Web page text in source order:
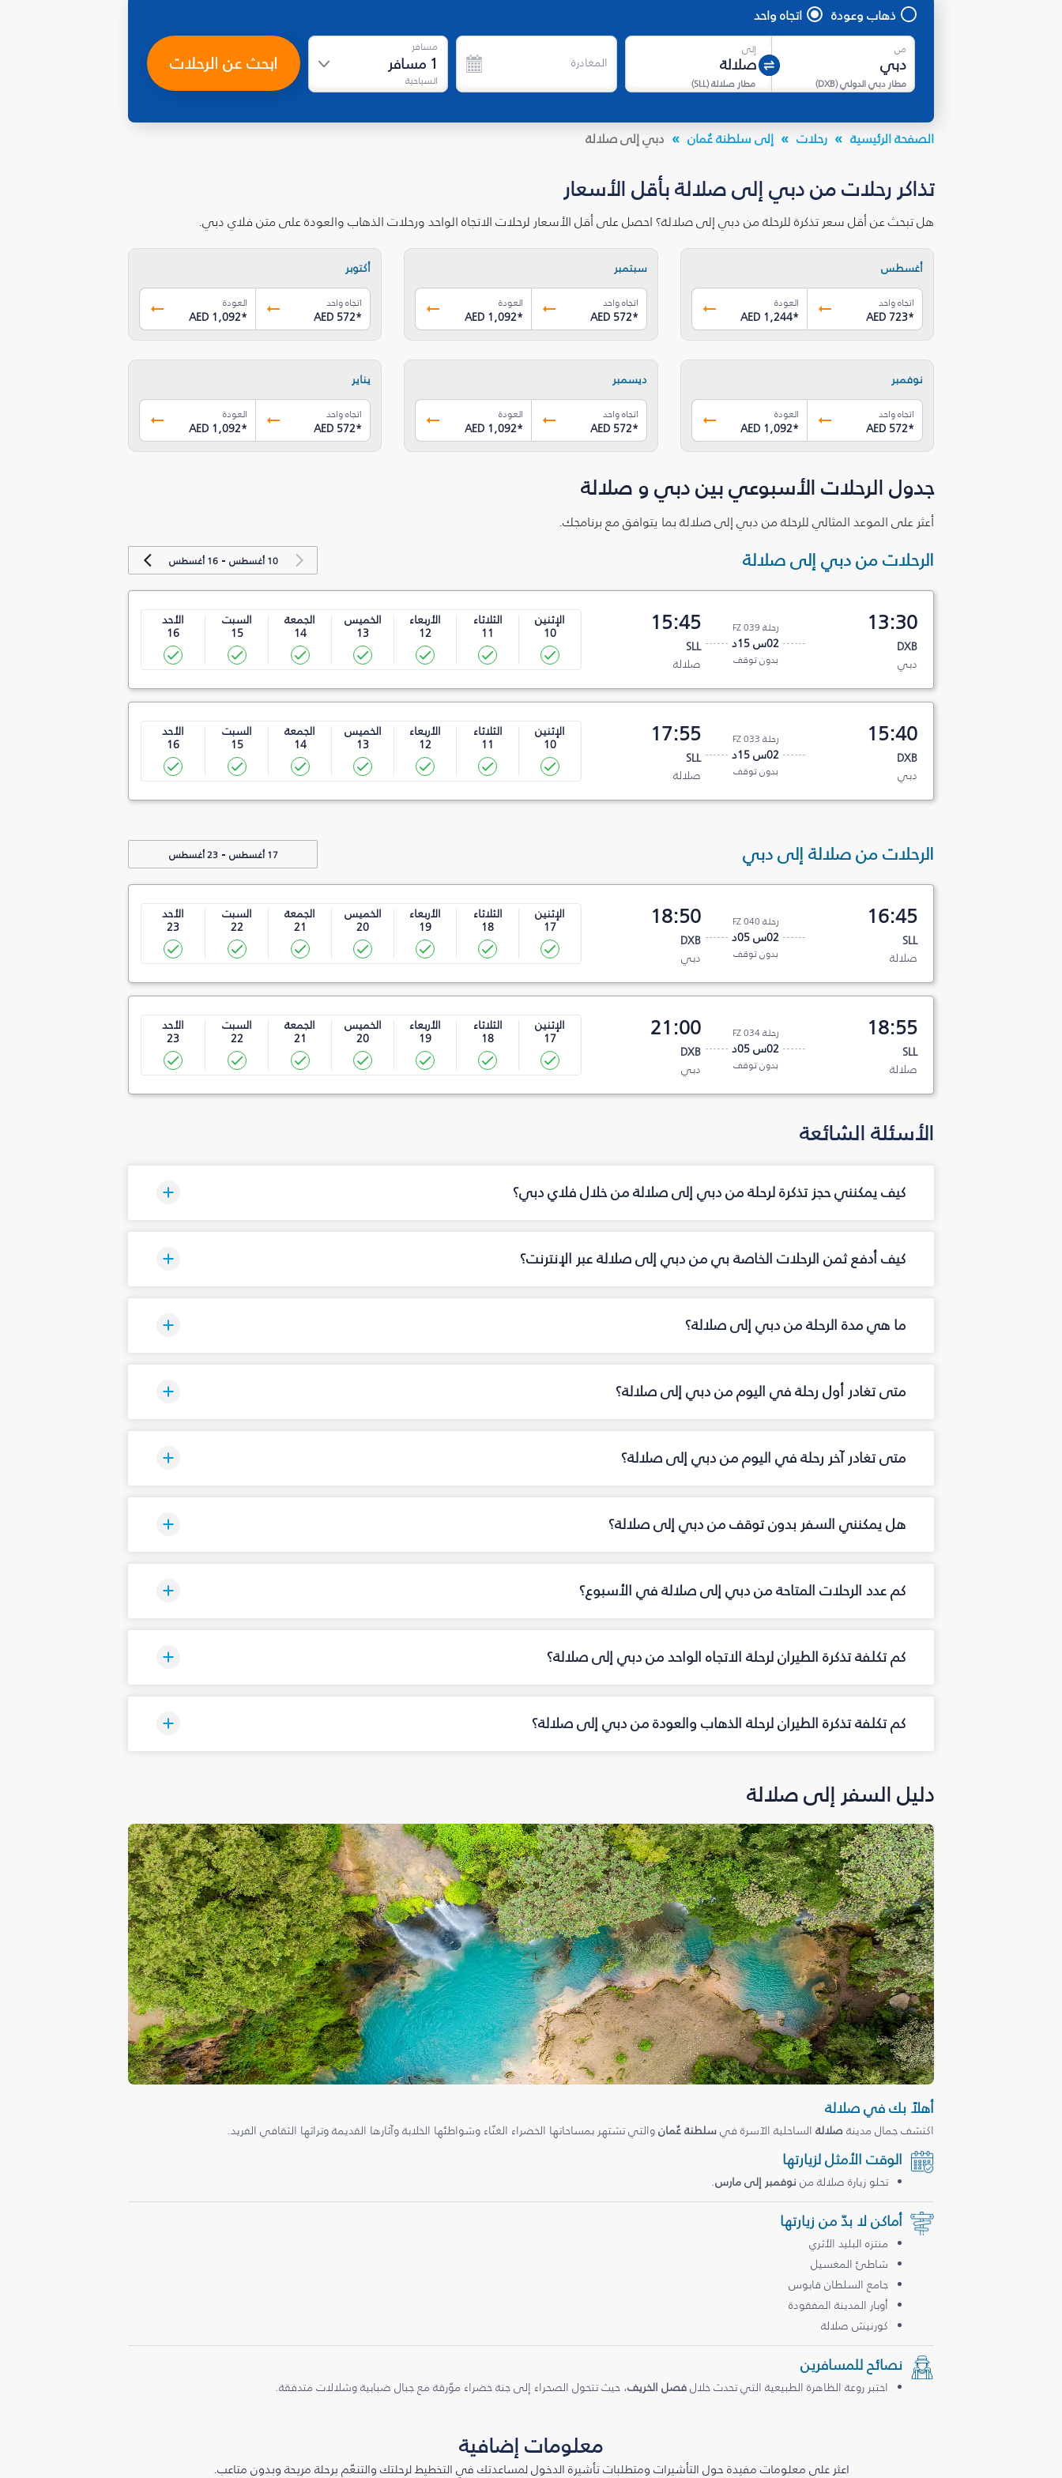
ذهاب وعودة اتجاه واحد
من
مطار دبي الدولي(
DXB
)
إلى
مطار صلالة(
SLL
)
المغادرة
مسافر
1 مسافر
السياحية
ابحث عن الرحلات
الصفحة الرئيسية رحلات إلى سلطنة عُمان دبي إلى صلالة
تذاكر رحلات من دبي إلى صلالة بأقل الأسعار
هل تبحث عن أقل سعر تذكرة للرحلة من دبي إلى صلالة؟ احصل على أقل الأسعار لرحلات الاتجاه الواحد ورحلات الذهاب والعودة على متن فلاي دبي.
أغسطس
اتجاه واحد
AED 723*
العودة
AED 1,244*
سبتمبر
اتجاه واحد
AED 572*
العودة
AED 1,092*
أكتوبر
اتجاه واحد
AED 572*
العودة
AED 1,092*
نوفمبر
اتجاه واحد
AED 572*
العودة
AED 1,092*
ديسمبر
اتجاه واحد
AED 572*
العودة
AED 1,092*
يناير
اتجاه واحد
AED 572*
العودة
AED 1,092*
جدول الرحلات الأسبوعي بين دبي و صلالة
أعثر على الموعد المثالي للرحلة من دبي إلى صلالة بما يتوافق مع برنامجك.
الرحلات من دبي إلى صلالة 10 أغسطس -16 أغسطس
13:30
DXB
دبي
رحلة FZ 039
02س 15د
بدون توقف
15:45
SLL
صلالة
الإثنين
10
الثلاثاء
11
الأربعاء
12
الخميس
13
الجمعة
14
السبت
15
الأحد
16
15:40
DXB
دبي
رحلة FZ 033
02س 15د
بدون توقف
17:55
SLL
صلالة
الإثنين
10
الثلاثاء
11
الأربعاء
12
الخميس
13
الجمعة
14
السبت
15
الأحد
16
الرحلات من صلالة إلى دبي 17 أغسطس -23 أغسطس
16:45
SLL
صلالة
رحلة FZ 040
02س 05د
بدون توقف
18:50
DXB
دبي
الإثنين
17
الثلاثاء
18
الأربعاء
19
الخميس
20
الجمعة
21
السبت
22
الأحد
23
18:55
SLL
صلالة
رحلة FZ 034
02س 05د
بدون توقف
21:00
DXB
دبي
الإثنين
17
الثلاثاء
18
الأربعاء
19
الخميس
20
الجمعة
21
السبت
22
الأحد
23
الأسئلة الشائعة
كيف يمكنني حجز تذكرة لرحلة من دبي إلى صلالة من خلال فلاي دبي؟
كيف أدفع ثمن الرحلات الخاصة بي من دبي إلى صلالة عبر الإنترنت؟
ما هي مدة الرحلة من دبي إلى صلالة؟
متى تغادر أول رحلة في اليوم من دبي إلى صلالة؟
متى تغادر آخر رحلة في اليوم من دبي إلى صلالة؟
هل يمكنني السفر بدون توقف من دبي إلى صلالة؟
كم عدد الرحلات المتاحة من دبي إلى صلالة في الأسبوع؟
كم تكلفة تذكرة الطيران لرحلة الاتجاه الواحد من دبي إلى صلالة؟
كم تكلفة تذكرة الطيران لرحلة الذهاب والعودة من دبي إلى صلالة؟
دليل السفر إلى صلالة
أهلاً بك في صلالة
اكتشف جمال مدينة صلالة الساحلية الآسرة فيسلطنة عُمانوالتي تشتهر بمساحاتها الخضراء الغنّاء وشواطئها الخلابة وآثارها القديمة وتراثها الثقافي الفريد.
الوقت الأمثل لزيارتها
تحلو زيارة صلالة من نوفمبر إلى مارس.
أماكن لا بدّ من زيارتها
منتزه البليد الأثري
شاطئ المغسيل
جامع السلطان قابوس
أوبار المدينة المفقودة
كورنيش صلالة
نصائح للمسافرين
اختبر روعة الظاهرة الطبيعية التي تحدث خلالفصل الخريف، حيث تتحول الصحراء إلى جنة خضراء موّرقة مع جبال ضبابية وشلالات متدفقة.
معلومات إضافية
اعثر على معلومات مفيدة حول التأشيرات ومتطلبات تأشيرة الدخول لمساعدتك في التخطيط لرحلتك والتنعّم برحلة مريحة وبدون متاعب.